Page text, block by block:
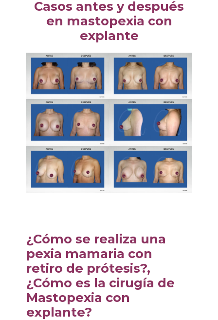
Casos antes y después
en mastopexia con
explante
¿Cómo se realiza una
pexia mamaria con
retiro de prótesis?,
¿Cómo es la cirugía de
Mastopexia con
explante?